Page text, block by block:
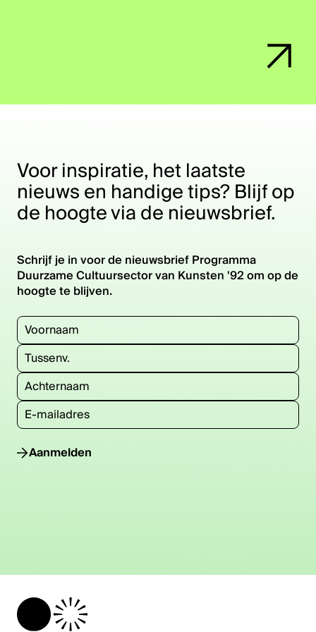
Voor inspiratie, het laatste
nieuws en handige tips? Blijf op
de hoogte via de nieuwsbrief.
Schrijf je in voor de nieuwsbrief Programma
Duurzame Cultuursector van Kunsten '92 om op de
hoogte te blijven.
Aanmelden